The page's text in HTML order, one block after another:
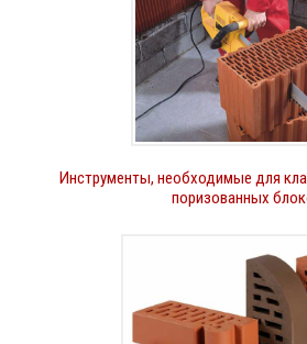
Инструменты, необходимые для
поризованных